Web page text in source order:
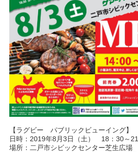
【ラグビー パブリックビューイング】
日時：2019年8月3日（土） 18：30～
場所：二戸市シビックセンター芝生広場